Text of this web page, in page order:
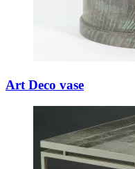
Art Deco vase